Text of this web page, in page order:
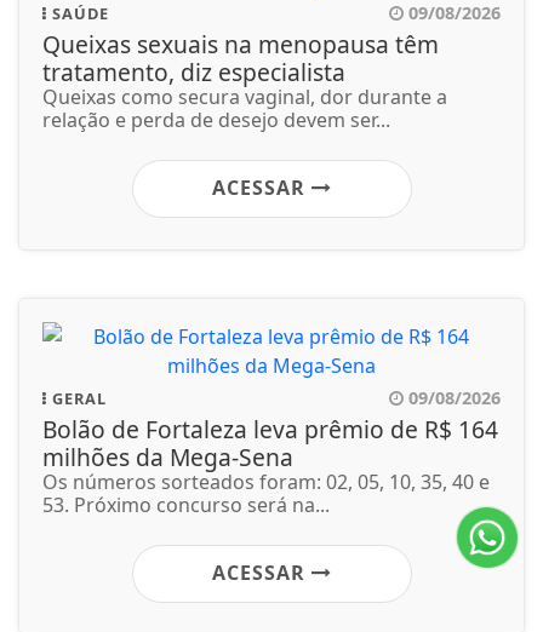
SAÚDE 09/08/2026
Queixas sexuais na menopausa têm
tratamento, diz especialista
Queixas como secura vaginal, dor durante a
relação e perda de desejo devem ser...
ACESSAR
GERAL 09/08/2026
Bolão de Fortaleza leva prêmio de R$ 164
milhões da Mega-Sena
Os números sorteados foram: 02, 05, 10, 35, 40 e
53. Próximo concurso será na...
ACESSAR